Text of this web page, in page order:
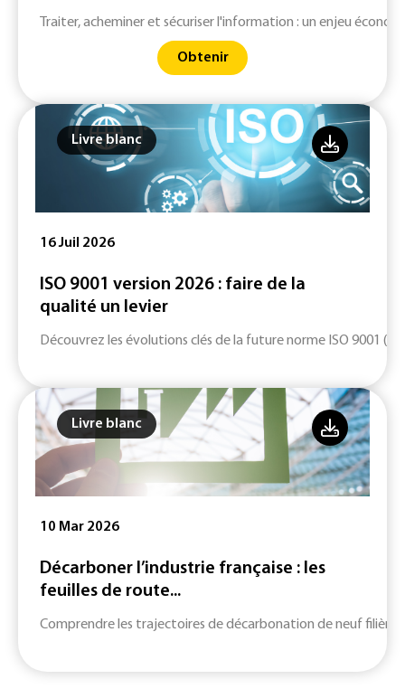
Traiter, acheminer et sécuriser l'information : un enjeu
Obtenir
Livre blanc
16 Juil 2026
ISO 9001 version 2026 : faire de la
qualité un levier
Découvrez les évolutions clés de la future norme ISO 9001
Livre blanc
10 Mar 2026
Décarboner l’industrie française : les
feuilles de route...
Comprendre les trajectoires de décarbonation de neuf